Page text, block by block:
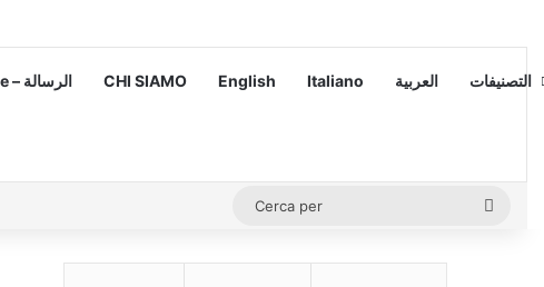
Missione – الرسالة CHI SIAMO English Italiano العربية التصنيفات